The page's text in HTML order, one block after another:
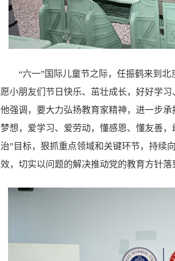
“六一”国际儿童节之际，任振鹤来到北
愿小朋友们节日快乐、茁壮成长，好好学
他强调，要大力弘扬教育家精神，进一步
梦想，爱学习、爱劳动，懂感恩、懂友善
治”目标，狠抓重点领域和关键环节，持续
效，切实以问题的解决推动党的教育方针落